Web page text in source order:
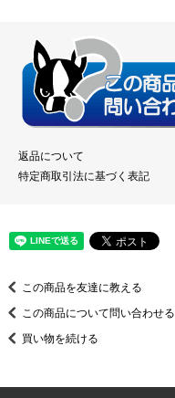
返品について
特定商取引法に基づく表記
この商品を友達に教える
この商品について問い合わせる
買い物を続ける